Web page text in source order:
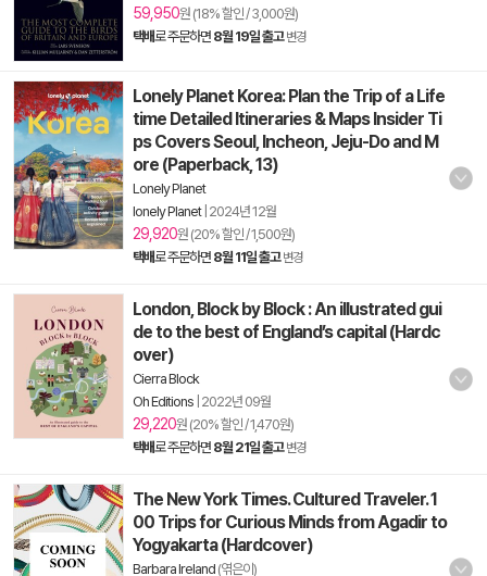
59,950원 (18% 할인 / 3,000원)
택배로 주문하면 8월 19일 출고 변경
Lonely Planet Korea: Plan the Trip of a Life
time Detailed Itineraries & Maps Insider Ti
ps Covers Seoul, Incheon, Jeju-Do and M
ore (Paperback, 13)
Lonely Planet
lonely Planet| 2024년 12월
29,920원 (20% 할인 / 1,500원)
택배로 주문하면 8월 11일 출고 변경
London, Block by Block : An illustrated gui
de to the best of England’s capital (Hardc
over)
Cierra Block
Oh Editions 2022년 09월
29,220원 (20% 할인 / 1,470원)
택배로 주문하면 8월 21일 출고 변경
The New York Times. Cultured Traveler. 1
00 Trips for Curious Minds from Agadir to
Yogyakarta (Hardcover)
Barbara Ireland (엮은이)